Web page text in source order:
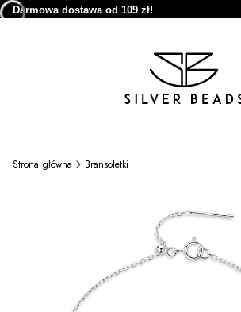
Darmowa dostawa od 109 zł!
Strona główna Bransoletki